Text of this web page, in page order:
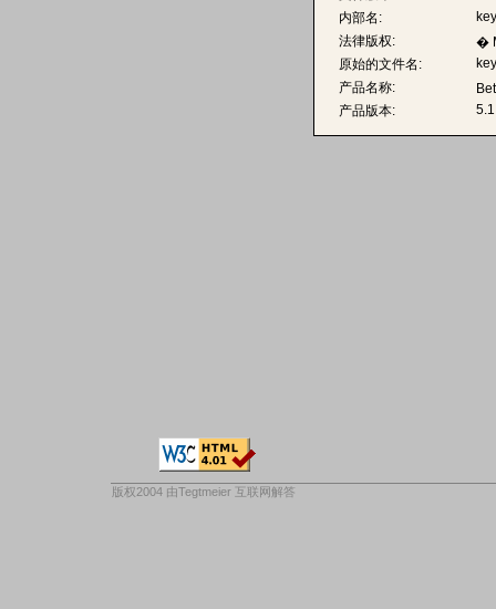
内部名:
法律版权:
�
原始的文件名:
产品名称:
产品版本:
版权2004 由Tegtmeier 互联网解答